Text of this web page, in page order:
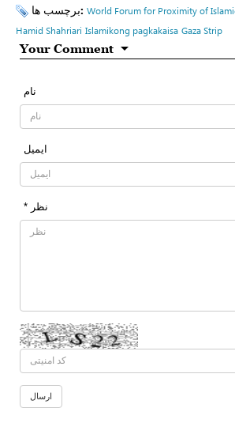
برچسب ها: World Forum for Proximity of
Hamid Shahriari Islamikong pagkakaisa Gaza Strip
Your Comment
نام
ایمیل
* نظر